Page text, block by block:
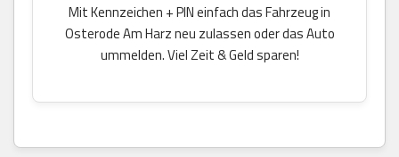
Mit Kennzeichen + PIN einfach das Fahrzeug in
Osterode Am Harz neu zulassen oder das Auto
ummelden. Viel Zeit & Geld sparen!